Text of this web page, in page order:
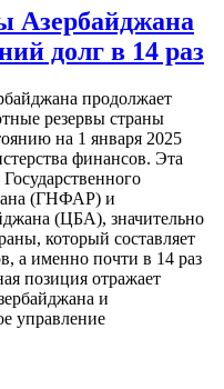
Азербайджана
долг в 14 раз
продолжает
резервы страны
на 1 января 2025
финансов. Эта
(ГНФАР) и
(ЦБА), значительно
который составляет
а именно почти в 14 раз
позиция отражает
и
управление